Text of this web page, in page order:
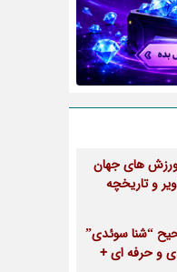
ورزش های جهان
و تاریخچه
“شنا سوئدی”
و حرفه ای +